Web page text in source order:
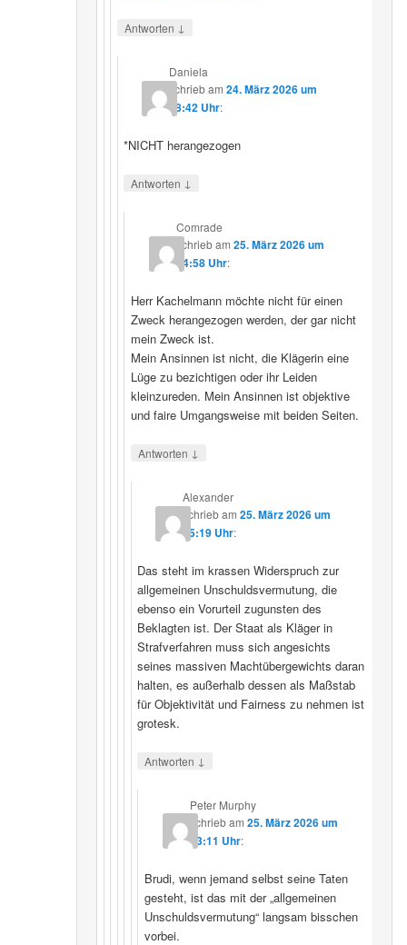
Antworten ↓
Daniela
schriebam24. März 2026 um
08:42 Uhr:
*NICHT herangezogen
Antworten ↓
Comrade
schriebam 25. März 2026 um
14:58 Uhr:
Herr Kachelmann möchte nicht für einen
Zweck herangezogen werden, der gar nicht
mein Zweck ist.
Mein Ansinnen ist nicht, die Klägerin eine
Lüge zu bezichtigen oder ihr Leiden
kleinzureden. Mein Ansinnen ist objektive
und faire Umgangsweise mit beiden Seiten.
Antworten ↓
Alexander
schriebam25. März 2026 um
15:19 Uhr:
Das steht im krassen Widerspruch zur
allgemeinen Unschuldsvermutung, die
ebenso ein Vorurteil zugunsten des
Beklagten ist. Der Staat als Kläger in
Strafverfahren muss sich angesichts
seines massiven Machtübergewichts daran
halten, es außerhalb dessen als Maßstab
für Objektivität und Fairness zu nehmen ist
grotesk.
Antworten ↓
Peter Murphy
schriebam 25. März 2026 um
23:11 Uhr:
Brudi, wenn jemand selbst seine Taten
gesteht, ist das mit der „allgemeinen
Unschuldsvermutung“ langsam bisschen
vorbei.